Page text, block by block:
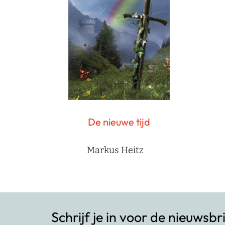
De nieuwe tijd
Markus Heitz
Schrijf je in voor de